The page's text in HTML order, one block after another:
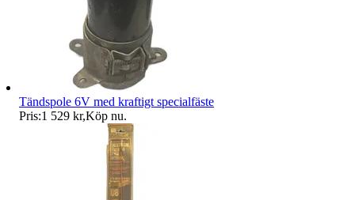
Tändspole 6V med kraftigt specialfäste
Pris:1 529 kr,Köp nu.